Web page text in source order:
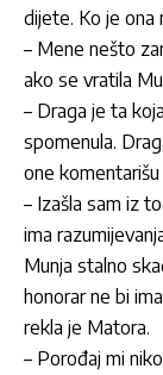
dijete. Ko je ona
– Mene nešto
ako se vratila
– Draga je ta
spomenula.
one
– Izašla sam iz
ima
Munja stalno
honorar ne bi
rekla je Matora.
– Porođaj mi